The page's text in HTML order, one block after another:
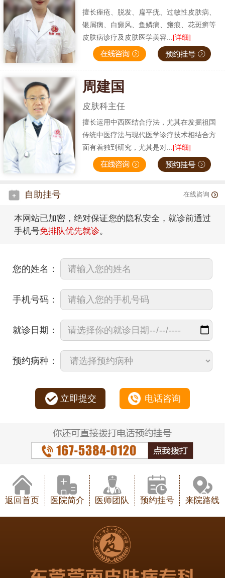
擅长痤疮、脱发、扁平疣、过敏性皮肤病、
银屑病、白癜风、鱼鳞病、瘢痕、花斑癣等
皮肤病诊疗及皮肤医学美容... [详细]
周建国
皮肤科主任
擅长运用中西医结合疗法，尤其在发掘祖国
传统中医疗法与现代医学诊疗技术相结合方
面有着独到研究，尤其是对...[详细]
自助挂号 在线咨询
本网站已加密，绝对保证您的隐私安全，就诊前通过
手机号免排队优先就诊。
您的姓名：
手机号码：
就诊日期：
预约病种：
立即提交 电话咨询
返回首页 医院简介 医师团队 预约挂号 来院路线